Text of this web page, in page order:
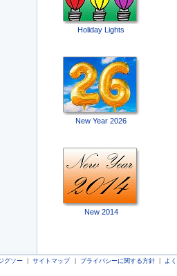
Holiday Lights
New Year 2026
New 2014
グソー サイトマップ プライバシーに関する方針 よ